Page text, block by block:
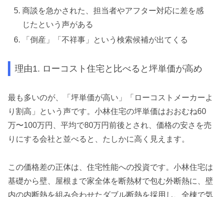
商談を急かされた、担当者やアフター対応に差を感
じたという声がある
「倒産」「不祥事」という検索候補が出てくる
理由1. ローコスト住宅と比べると坪単価が高め
最も多いのが、「坪単価が高い」「ローコストメーカーよ
り割高」という声です。小林住宅の坪単価はおおむね60
万〜100万円、平均で80万円前後とされ、価格の安さを売
りにする会社と並べると、たしかに高く見えます。
この価格差の正体は、住宅性能への投資です。小林住宅は
基礎から壁、屋根まで家全体を断熱材で包む外断熱に、壁
内の内断熱を組み合わせたダブル断熱を採用し、全棟で気